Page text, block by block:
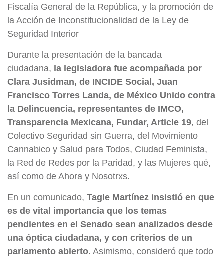
Fiscalía General de la República, y la promoción de
la Acción de Inconstitucionalidad de la Ley de
Seguridad Interior
Durante la presentación de la bancada
ciudadana, la legisladora fue acompañada por
Clara Jusidman, de INCIDE Social, Juan
Francisco Torres Landa, de México Unido contra
la Delincuencia, representantes de IMCO,
Transparencia Mexicana, Fundar, Article 19, del
Colectivo Seguridad sin Guerra, del Movimiento
Cannabico y Salud para Todos, Ciudad Feminista,
la Red de Redes por la Paridad, y las Mujeres qué,
así como de Ahora y Nosotrxs.
En un comunicado, Tagle Martínez insistió en que
es de vital importancia que los temas
pendientes en el Senado sean analizados desde
una óptica ciudadana, y con criterios de un
parlamento abierto. Asimismo, consideró que todo